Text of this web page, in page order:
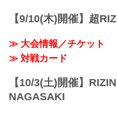
【9/10(木)開催】超
≫ 大会情報／チケット
≫ 対戦カード
【10/3(土)開催】
NAGASAKI